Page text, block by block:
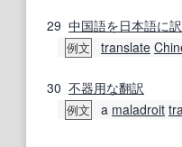
29 中国語を日本語に
例文 translate
30 不器用な翻訳
例文 a maladroit